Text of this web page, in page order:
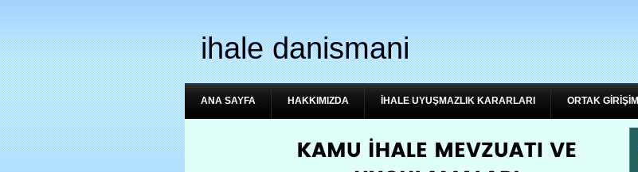
ihale danismani
ANA SAYFA HAKKIMIZDA İHALE UYUŞMAZLIK KARARLARI ORTAK GİRİŞİM